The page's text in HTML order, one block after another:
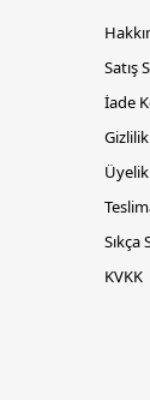
Satış
İade
KVKK